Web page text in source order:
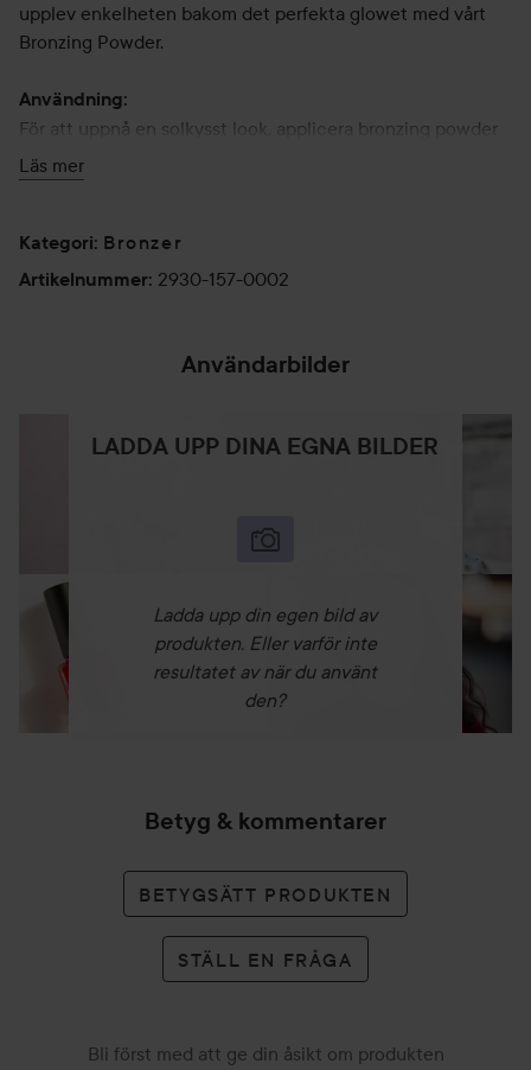
upplev enkelheten bakom det perfekta glowet med vårt
Bronzing Powder.
Användning:
För att uppnå en solkysst look, applicera bronzing powder
och fokusera på de höga punkterna i ansiktet, såsom
kinderna, näsbryggan, hakan och pannan, samt på
för att skapa en mjuk och naturlig finish.
9,5 g
Läs mer
Kategori: Bronzer
Artikelnummer: 2930-157-0002
Användarbilder
LADDA UPP DINA EGNA BILDER
Ladda upp din egen bild av
produkten. Eller varför inte
resultatet av när du använt
den?
Betyg & kommentarer
BETYGSÄTT PRODUKTEN
STÄLL EN FRÅGA
Bli först med att ge din åsikt om produkten